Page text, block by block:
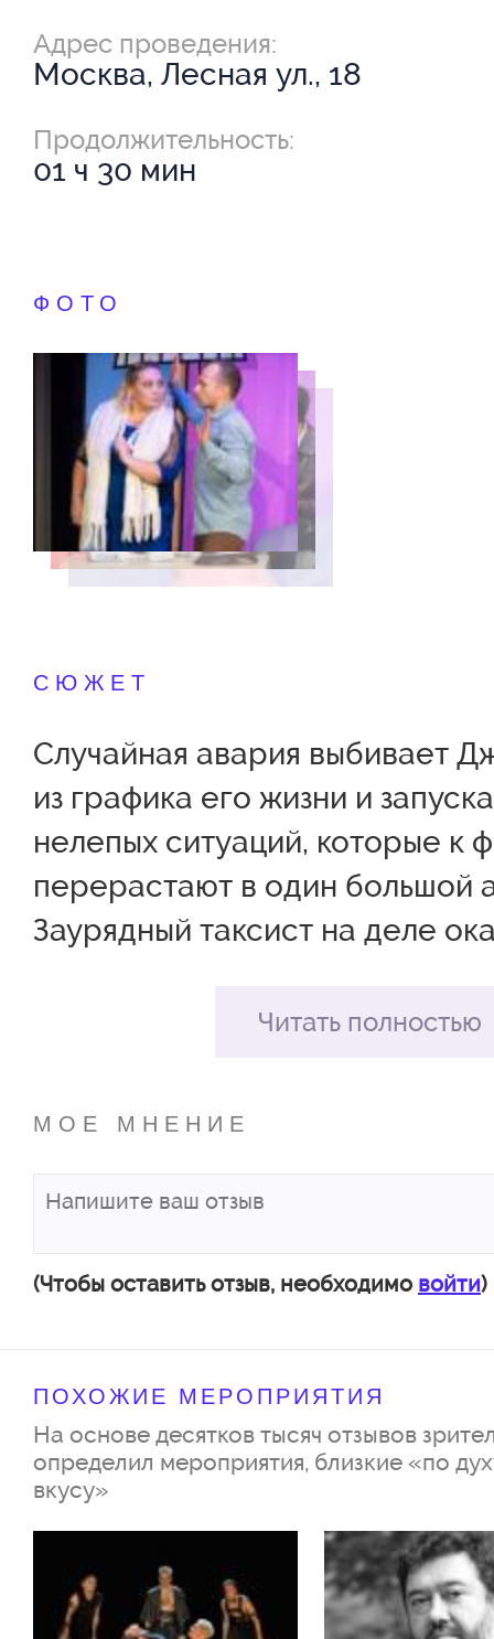
Адрес проведения:
Москва, Лесная ул., 18
Продолжительность:
01 ч 30 мин
ФОТО
СЮЖЕТ
Случайная авария выбивает
из графика его жизни и
нелепых ситуаций, которые к
перерастают в один большой
Заурядный таксист на деле
жены, которые даже не
Мэри герой женился в мэрии,
церкви. К одной приезжает
четкому закодированному
Актерский состав:
Светлана Пермякова/Алина
Мария Сластненкова/
Тимур Еремеев/Денис
Читать полностью
МОЕ МНЕНИЕ
(Чтобы оставить отзыв, необходимо войти)
ПОХОЖИЕ МЕРОПРИЯТИЯ
На основе десятков тысяч отзывов
определил мероприятия, близкие «по
вкусу»